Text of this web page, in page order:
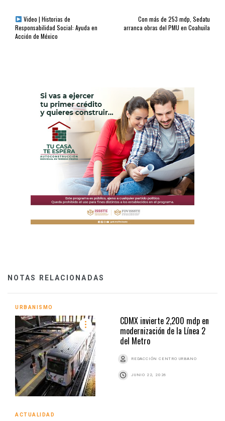
Video | Historias de
Responsabilidad Social: Ayuda en
Acción de México
Con más de 253 mdp, Sedatu
arranca obras del PMU en Coahuila
NOTAS RELACIONADAS
URBANISMO
CDMX invierte 2,200 mdp en
modernización de la Línea 2
del Metro
REDACCIÓN CENTRO URBANO
JUNIO 22, 2026
ACTUALIDAD